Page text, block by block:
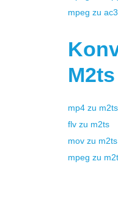
mpeg zu ac3
M2ts
mp4 zu m2ts
flv zu m2ts
mov zu m2ts
mpeg zu